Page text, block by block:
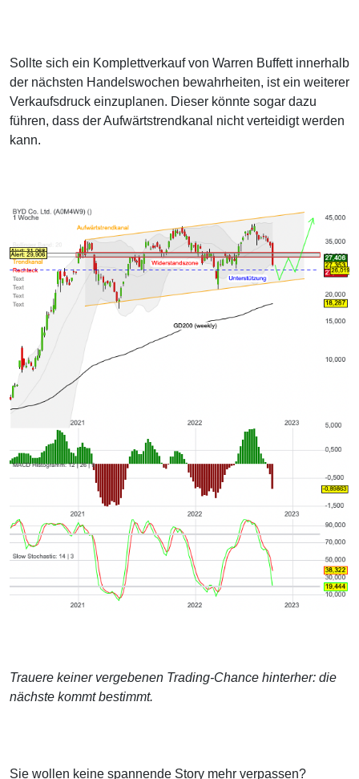
Sollte sich ein Komplettverkauf von Warren Buffett innerhalb
der nächsten Handelswochen bewahrheiten, ist ein weiterer
Verkaufsdruck einzuplanen. Dieser könnte sogar dazu
führen, dass der Aufwärtstrendkanal nicht verteidigt werden
kann.
Trauere keiner vergebenen Trading-Chance hinterher: die
nächste kommt bestimmt.
Sie wollen keine spannende Story mehr verpassen?